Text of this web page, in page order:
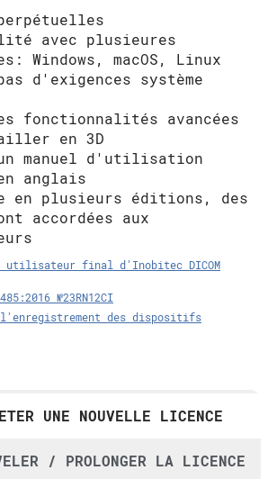
avec plusieures
Windows, macOS, Linux
d'exigences système
fonctionnalités avancées
en 3D
manuel d'utilisation
anglais
en plusieurs éditions, des
accordées aux
utilisateur final d'Inobitec DICOM
№23RN12CI
l'enregistrement des dispositifs
UNE NOUVELLE LICENCE
/ PROLONGER LA LICENCE